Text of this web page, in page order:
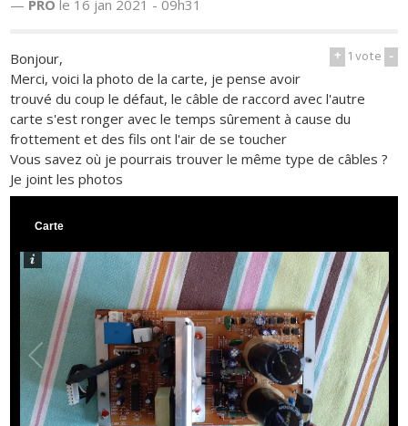
— PRO le 16 jan 2021 - 09h31
+ 1vote -
Bonjour,
Merci, voici la photo de la carte, je pense avoir
trouvé du coup le défaut, le câble de raccord avec l'autre
carte s'est ronger avec le temps sûrement à cause du
frottement et des fils ont l'air de se toucher
Vous savez où je pourrais trouver le même type de câbles ?
Je joint les photos
Carte